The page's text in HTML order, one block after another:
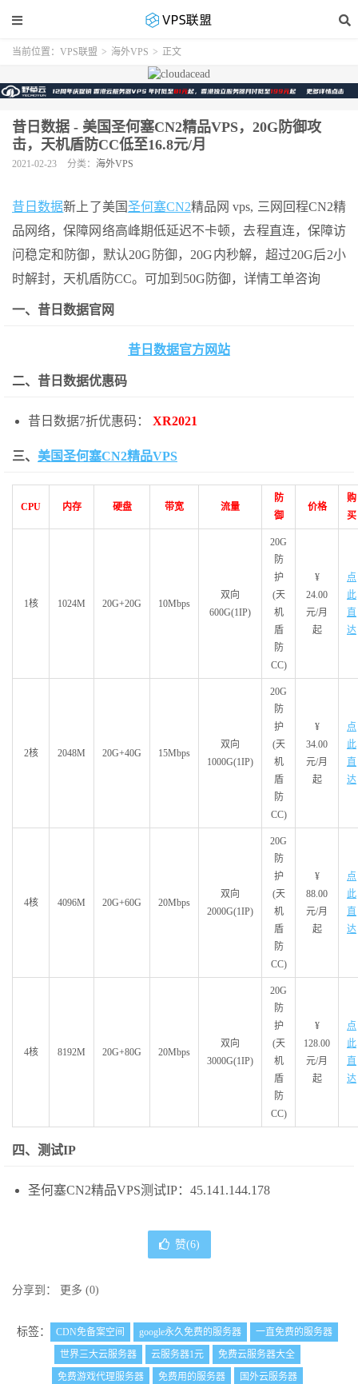
当前位置： VPS联盟 > 海外VPS > 正文
昔日数据 - 美国圣何塞CN2精品VPS，20G防御攻
击，天机盾防CC低至16.8元/月
2021-02-23 分类： 海外VPS
昔日数据新上了美国圣何塞CN2精品网 vps, 三网回程CN2精
品网络，保障网络高峰期低延迟不卡顿，去程直连，保障访
问稳定和防御，默认20G防御，20G内秒解，超过20G后2小
时解封，天机盾防CC。可加到50G防御，详情工单咨询
一、昔日数据官网
昔日数据官方网站
二、昔日数据优惠码
昔日数据7折优惠码： XR2021
三、 美国圣何塞CN2精品VPS
CPU 内存 硬盘 带宽 流量
防
御
价格
购
买
1核 1024M 20G+20G 10Mbps
双向
600G(1IP)
20G
防
护
(天
机
盾
防
CC)
¥
24.00
元/月
起
点
此
直
达
2核 2048M 20G+40G 15Mbps
双向
1000G(1IP)
20G
防
护
(天
机
盾
防
CC)
¥
34.00
元/月
起
点
此
直
达
4核 4096M 20G+60G 20Mbps
双向
2000G(1IP)
20G
防
护
(天
机
盾
防
CC)
¥
88.00
元/月
起
点
此
直
达
4核 8192M 20G+80G 20Mbps
双向
3000G(1IP)
20G
防
护
(天
机
盾
防
CC)
¥
128.00
元/月
起
点
此
直
达
四、测试IP
圣何塞CN2精品VPS测试IP：45.141.144.178
赞(6)
分享到： 更多 (0)
标签： CDN免备案空间 google永久免费的服务器
一直免费的服务器
世界三大云服务器
云服务器1元
免费云服务器大全
免费游戏代理服务器
免费用的服务器
国外云服务器